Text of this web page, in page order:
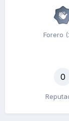
Forero
0